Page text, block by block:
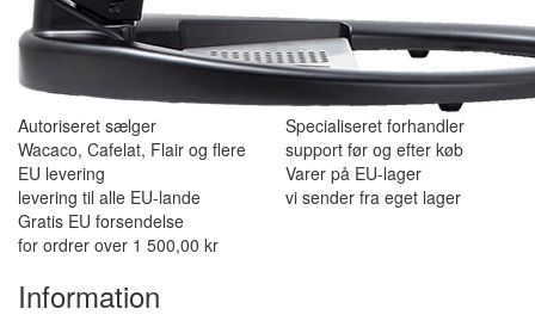
Autoriseret sælger
Wacaco, Cafelat, Flair og flere
Specialiseret forhandler
support før og efter køb
EU levering
levering til alle EU-lande
Varer på EU-lager
vi sender fra eget lager
Gratis EU forsendelse
for ordrer over 1 500,00 kr
Information